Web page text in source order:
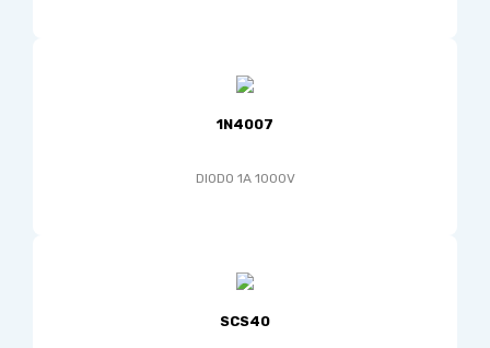
1N4007
DIODO 1A 1000V
SCS40